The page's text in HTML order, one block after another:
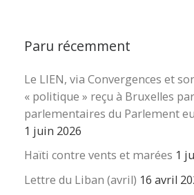
Paru récemment
Le LIEN, via Convergences et
« politique » reçu à Bruxelles
parlementaires du Parlement
1 juin 2026
Haïti contre vents et marées 1
Lettre du Liban (avril) 16 avril